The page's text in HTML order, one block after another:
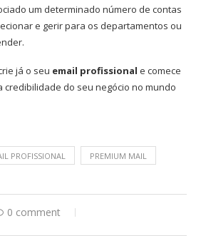
um determinado número de contas
e gerir para os departamentos ou
já o seu email profissional e comece
credibilidade do seu negócio no mundo
PROFISSIONAL PREMIUM MAIL
0 comment